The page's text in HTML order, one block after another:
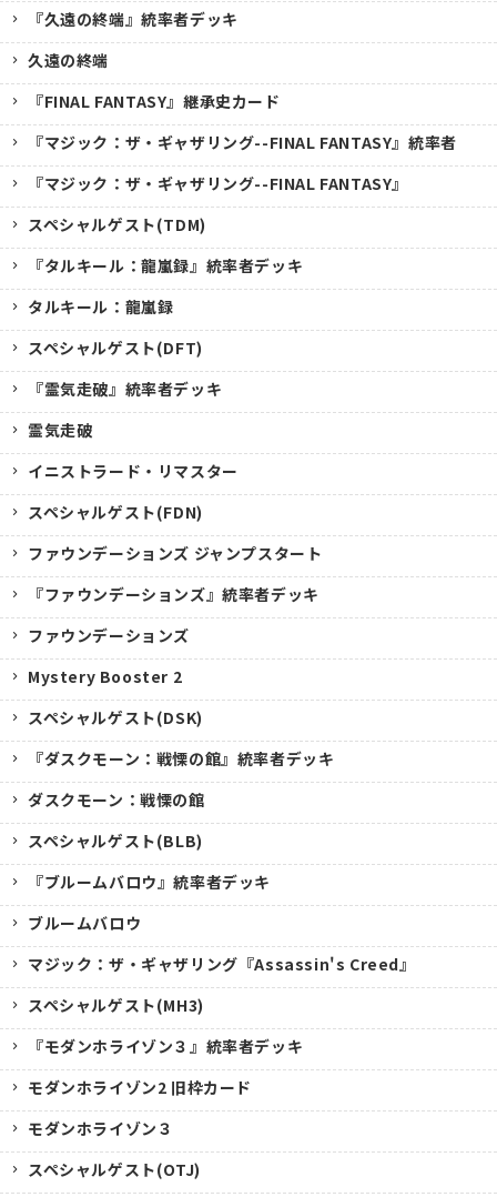
『久遠の終端』統率者デッキ
久遠の終端
『FINAL FANTASY』継承史カード
『マジック：ザ・ギャザリング--FINAL FANTASY』統率者
『マジック：ザ・ギャザリング--FINAL FANTASY』
スペシャルゲスト(TDM)
『タルキール：龍嵐録』統率者デッキ
タルキール：龍嵐録
スペシャルゲスト(DFT)
『霊気走破』統率者デッキ
霊気走破
イニストラード・リマスター
スペシャルゲスト(FDN)
ファウンデーションズ ジャンプスタート
『ファウンデーションズ』統率者デッキ
ファウンデーションズ
Mystery Booster 2
スペシャルゲスト(DSK)
『ダスクモーン：戦慄の館』統率者デッキ
ダスクモーン：戦慄の館
スペシャルゲスト(BLB)
『ブルームバロウ』統率者デッキ
ブルームバロウ
マジック：ザ・ギャザリング『Assassin's Creed』
スペシャルゲスト(MH3)
『モダンホライゾン３』統率者デッキ
モダンホライゾン2 旧枠カード
モダンホライゾン３
スペシャルゲスト(OTJ)